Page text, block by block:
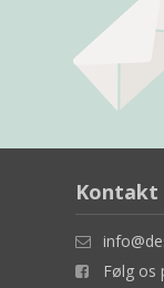
Følg os